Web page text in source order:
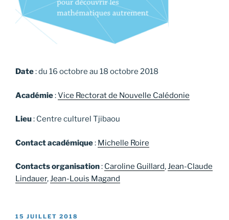
Date: du 16 octobre au 18 octobre 2018
Académie:Vice Rectorat de Nouvelle Calédonie
Lieu: Centre culturel Tjibaou
Contact académique: Michelle Roire
Contacts organisation: Caroline Guillard,Jean-Claude
Lindauer,Jean-Louis Magand
PUBLIÉ
15 JUILLET 2018